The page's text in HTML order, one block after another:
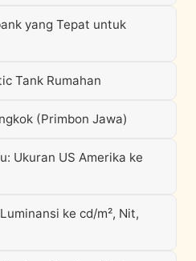
yang Tepat untuk
Tank Rumahan
(Primbon Jawa)
Ukuran US Amerika ke
ke cd/m², Nit,